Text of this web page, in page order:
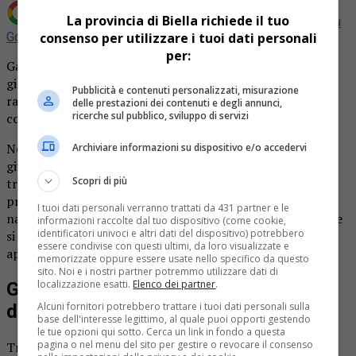
Aggiungi La Provincia di Biella come Fonte preferita su
Google
Gabriele Graziano vesta l’azzurro dell’Italia. Nessun
giocatore del Crc Gaglianico, ma Biella è comunque
rappresentata nella squadra italiana per l’amichevole
contro la Francia.
Nel fine settimana di sabato 31 maggio e domenica 1°
giugno la formazione azzurra affronterà la selezione
transalpina sui campi di Racconigi. In programma ben 35
prove da disputare in poco meno di due giornate. Per la
nazionale maschile del commissario tecnico Roberto Favre
si tratta della prima uscita in vista degli ormai imminenti
appuntamenti internazionali della stagione.
Gabriele Graziano vesta l’azzurro
dell’Italia
Tra i convocati c’è dunque anche il nome di Gabriele
La provincia di Biella richiede il tuo
consenso per utilizzare i tuoi dati personali
per:
Pubblicità e contenuti personalizzati, misurazione
delle prestazioni dei contenuti e degli annunci,
ricerche sul pubblico, sviluppo di servizi
Archiviare informazioni su dispositivo e/o accedervi
Scopri di più
I tuoi dati personali verranno trattati da 431 partner e le
informazioni raccolte dal tuo dispositivo (come cookie,
identificatori univoci e altri dati del dispositivo) potrebbero
essere condivise con questi ultimi, da loro visualizzate e
memorizzate oppure essere usate nello specifico da questo
sito. Noi e i nostri partner potremmo utilizzare dati di
localizzazione esatti. Elenco dei partner.
Alcuni fornitori potrebbero trattare i tuoi dati personali sulla
base dell'interesse legittimo, al quale puoi opporti gestendo
le tue opzioni qui sotto. Cerca un link in fondo a questa
pagina o nel menu del sito per gestire o revocare il consenso